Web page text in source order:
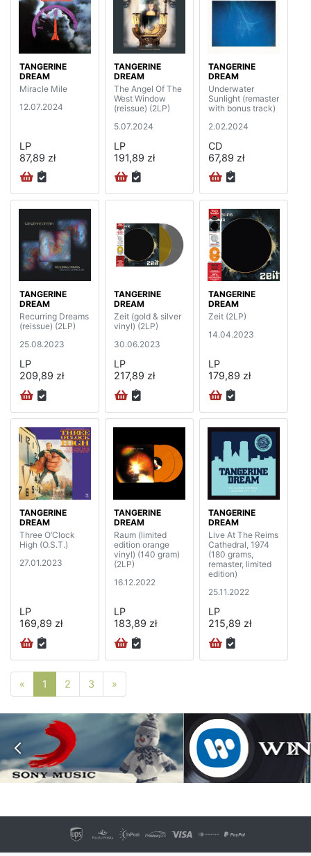
TANGERINE
DREAM
Miracle Mile
12.07.2024
LP
87,89 zł
TANGERINE
DREAM
The Angel Of The
West Window
(reissue) (2LP)
5.07.2024
LP
191,89 zł
TANGERINE
DREAM
Underwater
Sunlight (remaster
with bonus track)
2.02.2024
CD
67,89 zł
TANGERINE
DREAM
Recurring Dreams
(reissue) (2LP)
25.08.2023
LP
209,89 zł
TANGERINE
DREAM
Zeit (gold & silver
vinyl) (2LP)
30.06.2023
LP
217,89 zł
TANGERINE
DREAM
Zeit (2LP)
14.04.2023
LP
179,89 zł
TANGERINE
DREAM
Three O’Clock
High (O.S.T.)
27.01.2023
LP
169,89 zł
TANGERINE
DREAM
Raum (limited
edition orange
vinyl) (140 gram)
(2LP)
16.12.2022
LP
183,89 zł
TANGERINE
DREAM
Live At The Reims
Cathedral, 1974
(180 grams,
remaster, limited
edition)
25.11.2022
LP
215,89 zł
« Poprzednia strona
1 2 3 »